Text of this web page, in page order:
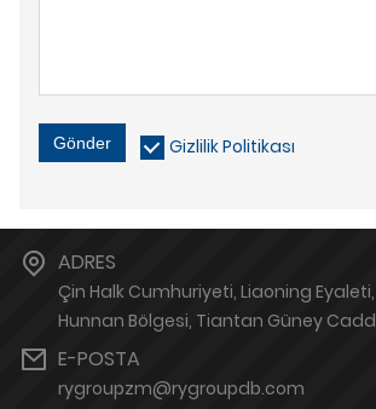
Gönder Gizlilik Politikası
ADRES
Çin Halk Cumhuriyeti, Liaoning
Hunnan Bölgesi, Tiantan Güney
E-POSTA
rygroupzm@rygroupdb.com